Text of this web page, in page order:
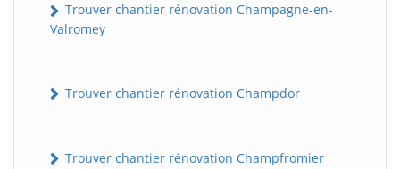
Trouver chantier rénovation Champagne-en-
Valromey
Trouver chantier rénovation Champdor
Trouver chantier rénovation Champfromier